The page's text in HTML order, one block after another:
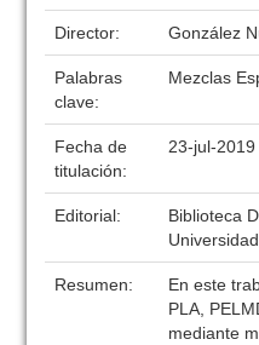
Director: González
Palabras
clave:
Mezclas
Fecha de
titulación:
23-jul-2019
Editorial:
Biblioteca
Resumen:
En este
PLA,
mediante